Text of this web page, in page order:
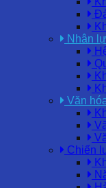
Nhân
Văn
Chiến